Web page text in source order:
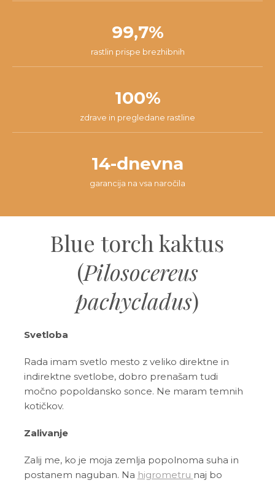
99,7%
rastlin prispe brezhibnih
100%
zdrave in pregledane rastline
14-dnevna
garancija na vsa naročila
Blue torch kaktus
(Pilosocereus
pachycladus)
Svetloba
Rada imam svetlo mesto z veliko direktne in
indirektne svetlobe, dobro prenašam tudi
močno popoldansko sonce. Ne maram temnih
kotičkov.
Zalivanje
Zalij me, ko je moja zemlja popolnoma suha in
postanem naguban. Na higrometru naj bo